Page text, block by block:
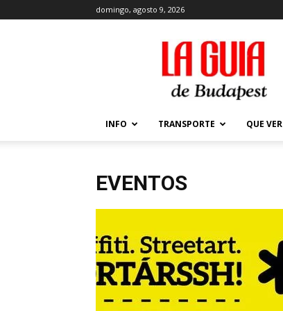
domingo, agosto 9, 2026
La
Guía
de
Budapest
Que
INFO TRANSPORTE QUE VER
EVENTOS